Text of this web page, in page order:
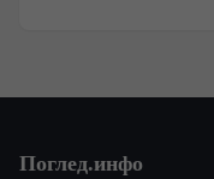
Поглед.инфо